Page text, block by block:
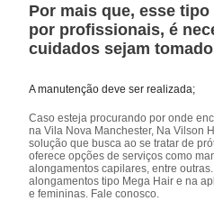
Por mais que, esse
por profissionais, é
cuidados sejam
A manutenção deve ser realizada;
Caso esteja procurando por onde
na Vila Nova Manchester, Na Vilson
solução que busca ao se tratar de
oferece opções de serviços como
alongamentos capilares, entre
alongamentos tipo Mega Hair e na
e femininas. Fale conosco.